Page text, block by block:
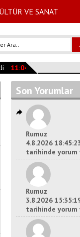
VE SANAT
11:04:47
Son Yorumlar
Rumuz
4.8.2026
tarihinde yorum
Rumuz
3.8.2026
tarihinde yorum